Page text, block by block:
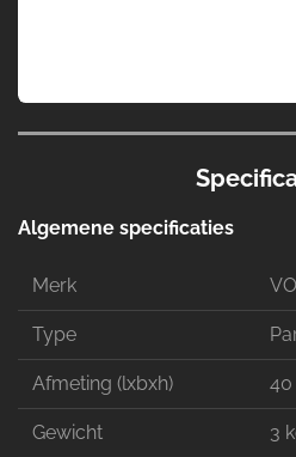
Algemene specificaties
Merk
Type
Afmeting (lxbxh) 40
Gewicht 3